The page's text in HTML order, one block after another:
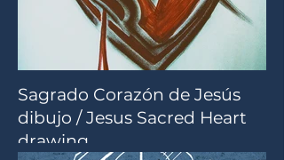
Sagrado Corazón de Jesús
dibujo / Jesus Sacred Heart
drawing